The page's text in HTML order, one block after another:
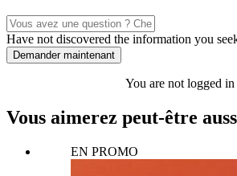
Have not discovered the information you
Demander maintenant
You are not logged in
Vous aimerez peut-être
EN PROMO